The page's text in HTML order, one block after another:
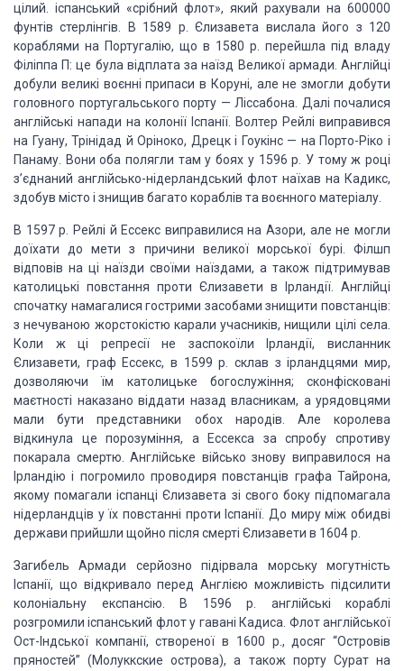
цілий. іспанський «срібний флот», який рахували на 600000
фунтів стерлінгів. В 1589 р. Єлизавета вислала його з 120
кораблями на Португалію, що в 1580 р. перейшла під владу
Філіппа П: це була відплата за наїзд Великої армади. Англійці
добули великі воєнні припаси в Коруні, але не змогли добути
головного португальського порту — Ліссабона. Далі почалися
англійські напади на колонії Іспанії. Волтер Рейлі виправився
на Гуану, Трінідад й Оріноко, Дрецк і Гоукінс — на Порто-Ріко і
Панаму. Вони оба полягли там у боях у 1596 р. У тому ж році
з’єднаний англійсько-нідерландський флот наїхав на Кадикс,
здобув місто і знищив багато кораблів та воєнного матеріалу.
В 1597 р. Рейлі й Ессекс виправилися на Азори, але не могли
доїхати до мети з причини великої морської бурі. Філшп
відповів на ці наїзди своїми наїздами, а також підтримував
католицькі повстання проти Єлизавети в Ірландії. Англійці
спочатку намагалися гострими засобами знищити повстанців:
з нечуваною жорстокістю карали учасників, нищили цілі села.
Коли ж ці репресії не заспокоїли Ірландії, висланник
Єлизавети, граф Ессекс, в 1599 р. склав з ірландцями мир,
дозволяючи їм католицьке богослужіння; сконфісковані
маєтності наказано віддати назад власникам, а урядовцями
мали бути представники обох народів. Але королева
відкинула це порозуміння, а Ессекса за спробу спротиву
покарала смертю. Англійське військо знову виправилося на
Ірландію і погромило проводиря повстанців графа Тайрона,
якому помагали іспанці Єлизавета зі свого боку підпомагала
нідерландців у їх повстанні проти Іспанії. До миру між обидві
держави прийшли щойно після смерті Єлизавети в 1604 р.
Загибель Армади серйозно підірвала морську могутність
Іспанії, що відкривало перед Англією можливість підсилити
колоніальну експансію. В 1596 р. англійські кораблі
розгромили іспанський флот у гавані Кадиса. Флот англійської
Ост-Індської компанії, створеної в 1600 р., досяг “Островів
пряностей” (Молуккские острова), а також порту Сурат на